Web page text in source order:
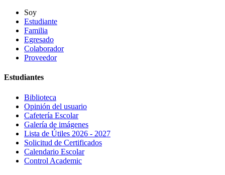
Soy
Estudiante
Familia
Egresado
Colaborador
Proveedor
Estudiantes
Biblioteca
Opinión del usuario
Cafetería Escolar
Galería de imágenes
Lista de Útiles 2026 - 2027
Solicitud de Certificados
Calendario Escolar
Control Academic